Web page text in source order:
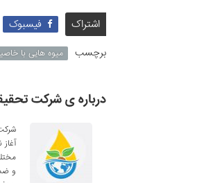
اشتراک فیسبوک
برچسب
میوه هایی با
درباره ی شرکت
و